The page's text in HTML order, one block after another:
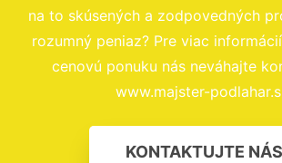
na to skúsených a zodpovedných
rozumný peniaz? Pre viac
cenovú ponuku nás neváhajte
www.majster-
KONTAKTUJTE NÁS